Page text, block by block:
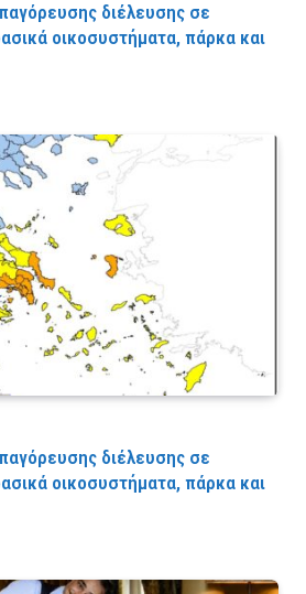
διέλευσης σε
οικοσυστήματα, πάρκα και
διέλευσης σε
οικοσυστήματα, πάρκα και